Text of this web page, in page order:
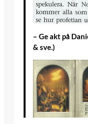
– Ge akt på
& sve.)